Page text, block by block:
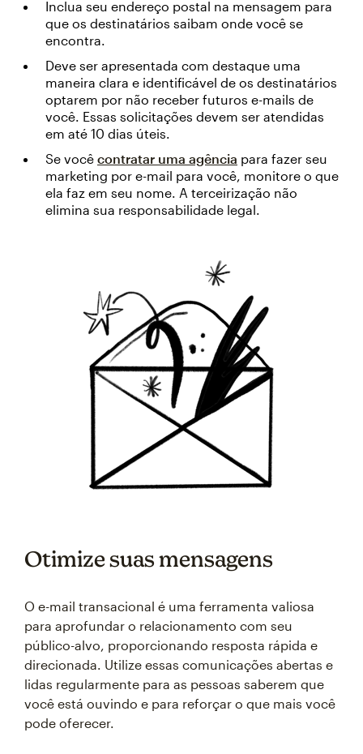
Inclua seu endereço postal na mensagem para
que os destinatários saibam onde você se
encontra.
Deve ser apresentada com destaque uma
maneira clara e identificável de os destinatários
optarem por não receber futuros e-mails de
você. Essas solicitações devem ser atendidas
em até 10 dias úteis.
Se você contratar uma agência para fazer seu
marketing por e-mail para você, monitore o que
ela faz em seu nome. A terceirização não
elimina sua responsabilidade legal.
Otimize suas mensagens
O e-mail transacional é uma ferramenta valiosa
para aprofundar o relacionamento com seu
público-alvo, proporcionando resposta rápida e
direcionada. Utilize essas comunicações abertas e
lidas regularmente para as pessoas saberem que
você está ouvindo e para reforçar o que mais você
pode oferecer.